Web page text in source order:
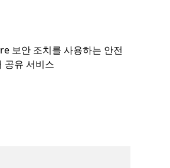
보안 조치를 사용하는 안전
공유 서비스